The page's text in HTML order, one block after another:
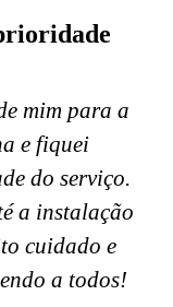
mim para a
e fiquei
do serviço.
a instalação
cuidado e
a todos!